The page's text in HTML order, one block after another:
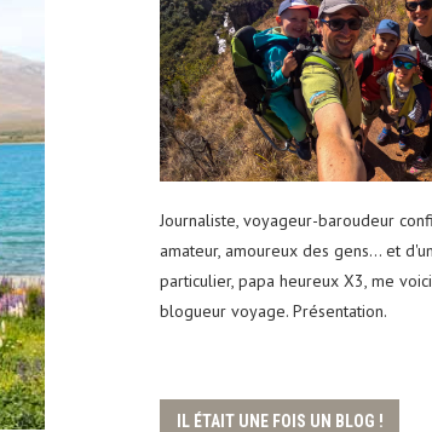
Journaliste, voyageur-baroudeur
amateur, amoureux des gens... et
particulier, papa heureux X3, me
blogueur voyage. Présentation.
IL ÉTAIT UNE FOIS UN BLOG !